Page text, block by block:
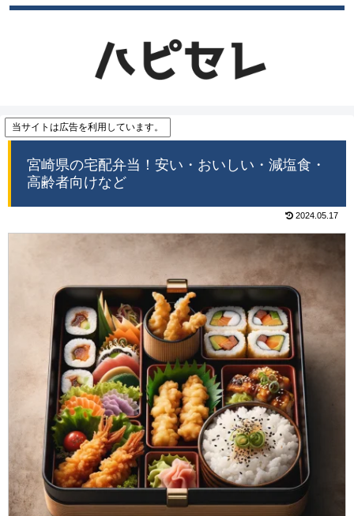
当サイトは広告を利用しています。
宮崎県の宅配弁当！安い・おいしい・減塩食・
高齢者向けなど
2024.05.17